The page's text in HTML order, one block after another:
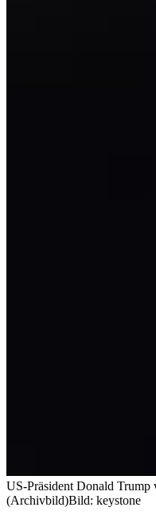
US-Präsident Donald Trump
(Archivbild)Bild: keystone